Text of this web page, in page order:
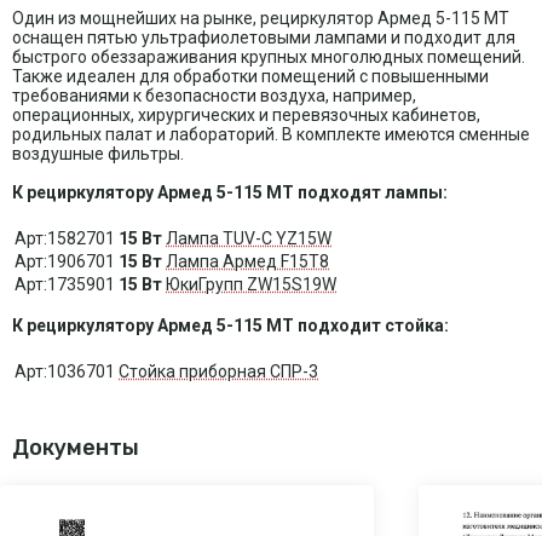
Один из мощнейших на рынке, рециркулятор Армед 5-115 МТ
оснащен пятью ультрафиолетовыми лампами и подходит для
быстрого обеззараживания крупных многолюдных помещений.
Также идеален для обработки помещений с повышенными
требованиями к безопасности воздуха, например,
операционных, хирургических и перевязочных кабинетов,
родильных палат и лабораторий. В комплекте имеются сменные
воздушные фильтры.
К рециркулятору Армед 5-115 МТ подходят лампы:
Арт:1582701 15 Вт Лампа TUV-C YZ15W
Арт:1906701 15 Вт Лампа Армед F15T8
Арт:1735901 15 Вт ЮкиГрупп ZW15S19W
К рециркулятору Армед 5-115 МТ подходит стойка:
Арт:1036701 Стойка приборная СПР-3
Документы